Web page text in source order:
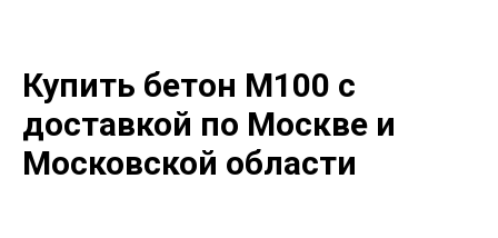
Купить бетон М100 с
доставкой по Москве и
Московской области